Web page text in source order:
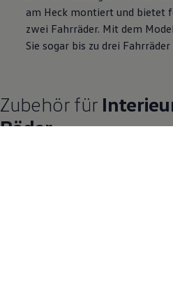
am Heck montiert und bietet
zwei Fahrräder. Mit dem
Sie sogar bis zu drei
Zubehörfür
Räder